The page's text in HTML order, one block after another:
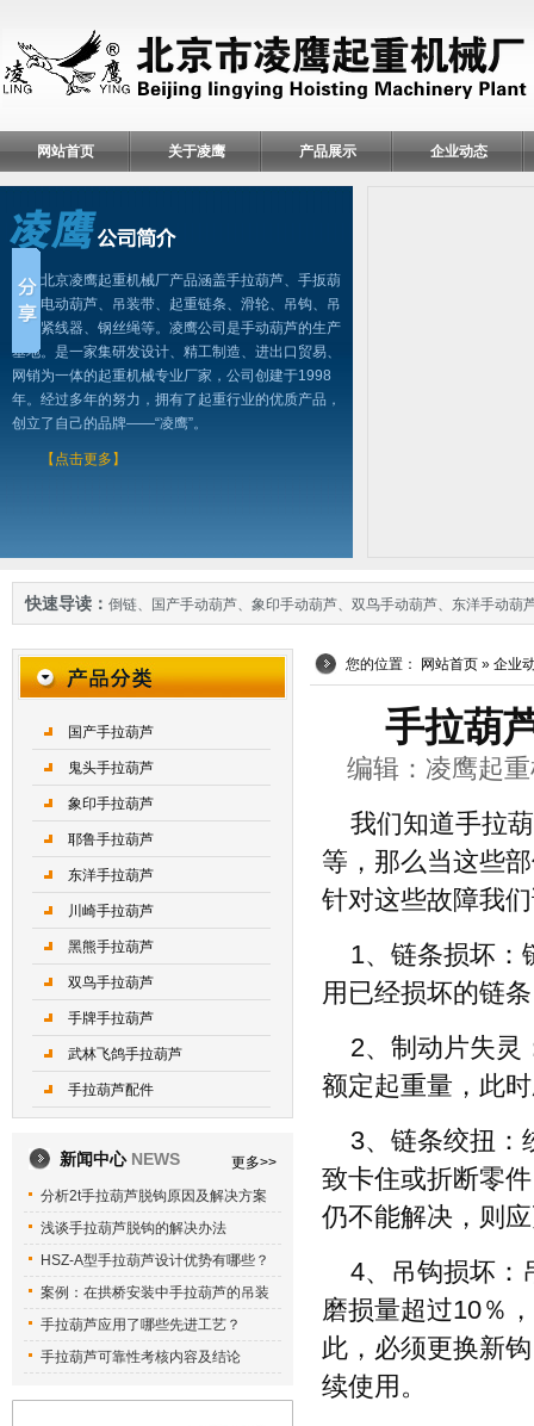
网站首页 关于凌鹰 产品展示 企业动态
北京凌鹰起重机械厂产品涵盖手拉葫芦、手扳葫
芦、电动葫芦、吊装带、起重链条、滑轮、吊钩、吊
具、紧线器、钢丝绳等。凌鹰公司是手动葫芦的生产
基地。是一家集研发设计、精工制造、进出口贸易、
网销为一体的起重机械专业厂家，公司创建于1998
年。经过多年的努力，拥有了起重行业的优质产品，
创立了自己的品牌——“凌鹰”。
【点击更多】
快速导读： 倒链、 国产手动葫芦、 象印手动葫芦、 双鸟手动葫芦、 东洋手动葫
您的位置： 网站首页 » 企业
手拉葫
编辑：凌鹰起
我们知道手拉
等，那么当这些
针对这些故障我
1、链条损坏：
用已经损坏的链
2、制动片失灵
额定起重量，此
3、链条绞扭：
致卡住或折断零
仍不能解决，则
4、吊钩损坏：
磨损量超过10％
此，必须更换新
续使用。
国产手拉葫芦
鬼头手拉葫芦
象印手拉葫芦
耶鲁手拉葫芦
东洋手拉葫芦
川崎手拉葫芦
黑熊手拉葫芦
双鸟手拉葫芦
手牌手拉葫芦
武林飞鸽手拉葫芦
手拉葫芦配件
新闻中心 NEWS
更多>>
分析2t手拉葫芦脱钩原因及解决方案
浅谈手拉葫芦脱钩的解决办法
HSZ-A型手拉葫芦设计优势有哪些？
案例：在拱桥安装中手拉葫芦的吊装
手拉葫芦应用了哪些先进工艺？
手拉葫芦可靠性考核内容及结论